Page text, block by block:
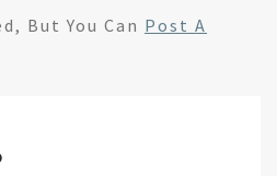
arBut You Can Post A